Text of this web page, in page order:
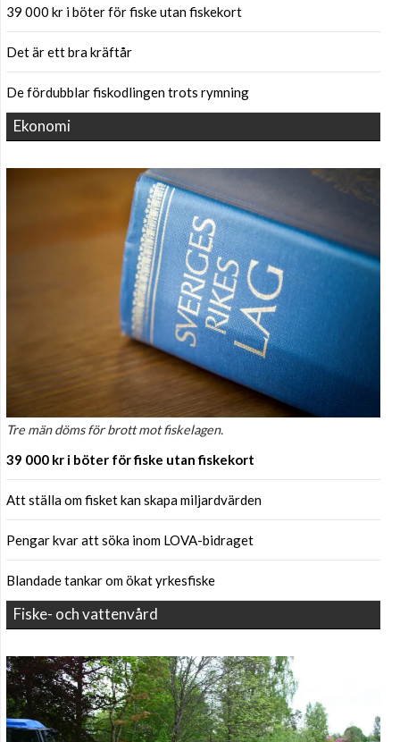
39 000 kr i böter för fiske utan fiskekort
Det är ett bra kräftår
De fördubblar fiskodlingen trots rymning
Ekonomi
Tre män döms för brott mot fiskelagen.
39 000 kr i böter för fiske utan fiskekort
Att ställa om fisket kan skapa miljardvärden
Pengar kvar att söka inom LOVA-bidraget
Blandade tankar om ökat yrkesfiske
Fiske- och vattenvård